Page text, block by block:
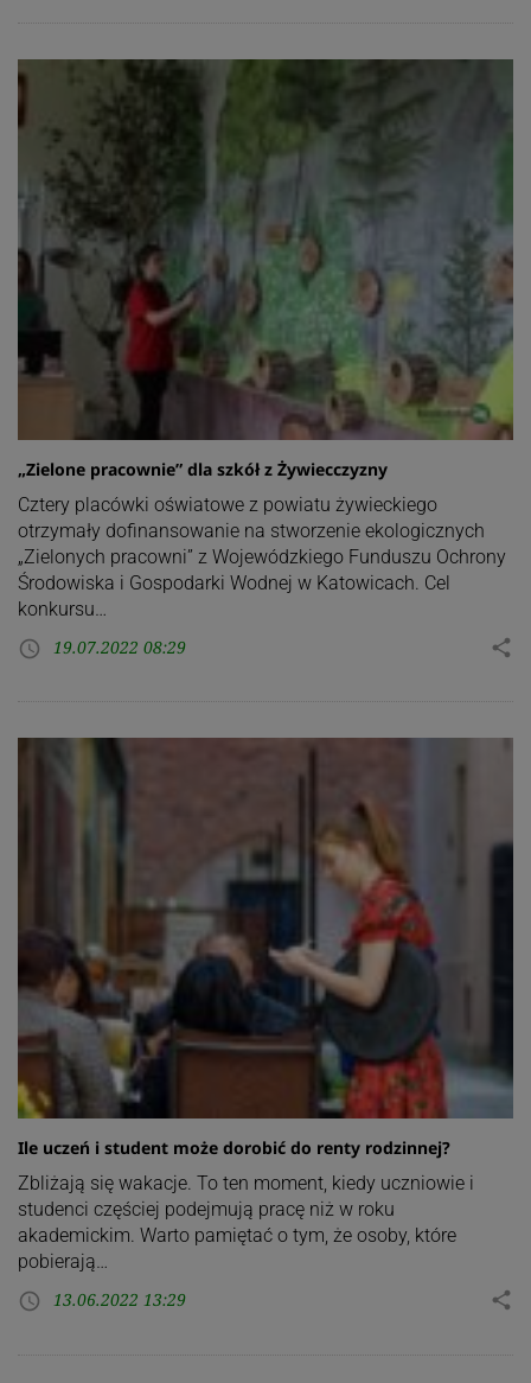
„Zielone pracownie” dla szkół z Żywiecczyzny
Cztery placówki oświatowe z powiatu żywieckiego
otrzymały dofinansowanie na stworzenie ekologicznych
„Zielonych pracowni” z Wojewódzkiego Funduszu Ochrony
Środowiska i Gospodarki Wodnej w Katowicach. Cel
konkursu…
access_time 19.07.2022 08:29 share
Ile uczeń i student może dorobić do renty rodzinnej?
Zbliżają się wakacje. To ten moment, kiedy uczniowie i
studenci częściej podejmują pracę niż w roku
akademickim. Warto pamiętać o tym, że osoby, które
pobierają…
access_time 13.06.2022 13:29 share